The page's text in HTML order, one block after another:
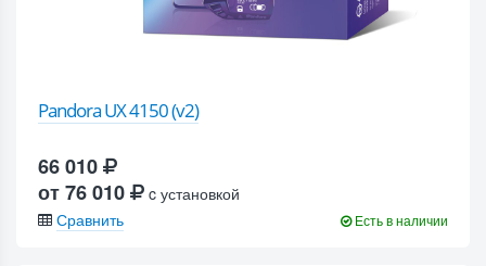
Pandora UX 4150 (v2)
66 010
от 76 010
c установкой
Сравнить
Есть в наличии